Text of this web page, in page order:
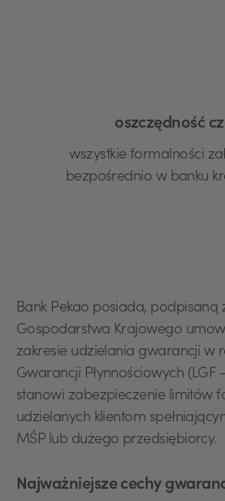
oszczędność
wszystkie formalności
bezpośrednio w banku
Bank Pekao posiada, podpisaną
Gospodarstwa Krajowego
zakresie udzielania gwarancji w
Gwarancji Płynnościowych (LGF
stanowi zabezpieczenie limitów
udzielanych klientom
MŚP lub dużego przedsiębiorcy.
Najważniejsze cechy